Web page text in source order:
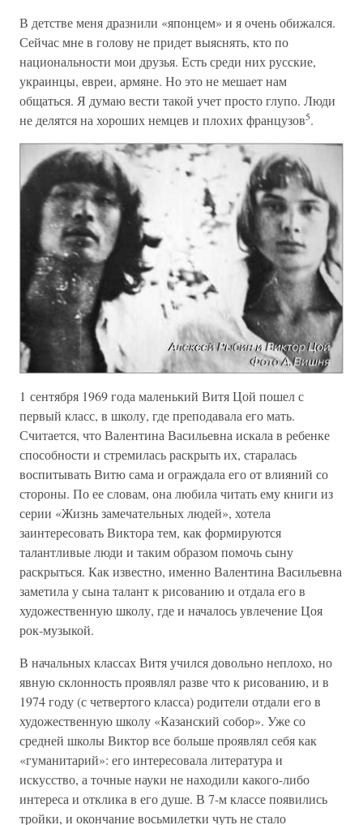
В детстве меня дразнили «японцем» и я очень обижался.
Сейчас мне в голову не придет выяснять, кто по
национальности мои друзья. Есть среди них русские,
украинцы, евреи, армяне. Но это не мешает нам
общаться. Я думаю вести такой учет просто глупо. Люди
не делятся на хороших немцев и плохих французов5.
1 сентября 1969 года маленький Витя Цой пошел с
первый класс, в школу, где преподавала его мать.
Считается, что Валентина Васильевна искала в ребенке
способности и стремилась раскрыть их, старалась
воспитывать Витю сама и ограждала его от влияний со
стороны. По ее словам, она любила читать ему книги из
серии «Жизнь замечательных людей», хотела
заинтересовать Виктора тем, как формируются
талантливые люди и таким образом помочь сыну
раскрыться. Как известно, именно Валентина Васильевна
заметила у сына талант к рисованию и отдала его в
художественную школу, где и началось увлечение Цоя
рок-музыкой.
В начальных классах Витя учился довольно неплохо, но
явную склонность проявлял разве что к рисованию, и в
1974 году (с четвертого класса) родители отдали его в
художественную школу «Казанский собор». Уже со
средней школы Виктор все больше проявлял себя как
«гуманитарий»: его интересовала литература и
искусство, а точные науки не находили какого-либо
интереса и отклика в его душе. В 7-м классе появились
тройки, и окончание восьмилетки чуть не стало